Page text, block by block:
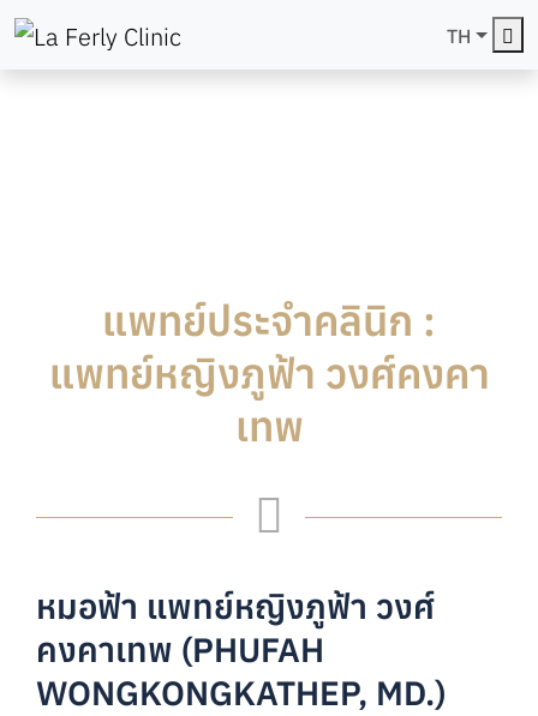
TH
แพทย์ประจำคลินิก :
แพทย์หญิงภูฟ้า วงศ์คงคา
เทพ
หมอฟ้า แพทย์หญิงภูฟ้า วงศ์
คงคาเทพ (PHUFAH
WONGKONGKATHEP, MD.)